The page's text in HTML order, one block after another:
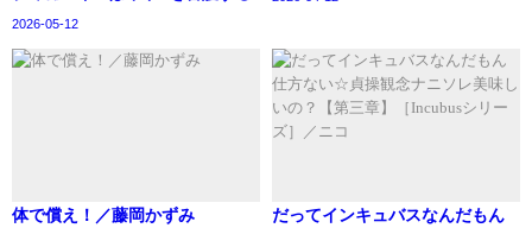
2026-05-12
体で償え！／藤岡かずみ ‪だってインキュバスなんだもん